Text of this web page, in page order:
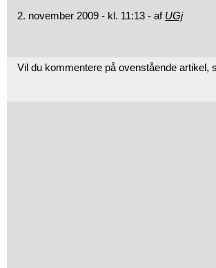
2. november 2009 - kl. 11:13 - af UGj
Vil du kommentere på ovenstående artikel,